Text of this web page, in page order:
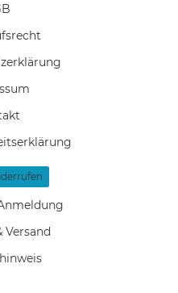
Versand